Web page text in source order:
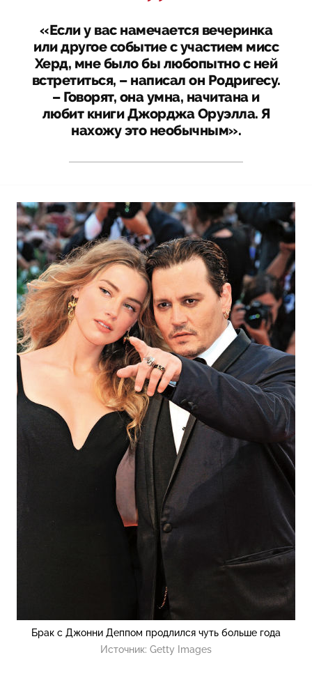
«Если у вас намечается вечеринка
или другое событие с участием мисс
Херд, мне было бы любопытно с ней
встретиться, – написал он Родригесу.
– Говорят, она умна, начитана и
любит книги Джорджа Оруэлла. Я
нахожу это необычным».
Брак с Джонни Деппом продлился чуть больше года
Источник: Getty Images